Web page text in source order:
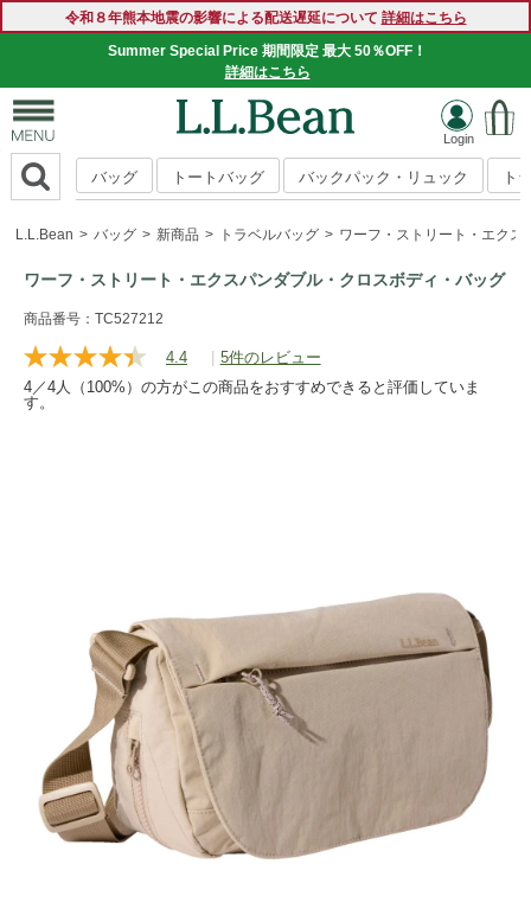
令和８年熊本地震の影響による配送遅延について 詳細はこちら
Summer Special Price 期間限定 最大 50％OFF！
詳細はこちら
バッグ トートバッグ バックパック・リュック ト
L.L.Bean バッグ 新商品 トラベルバッグ ワーフ・ストリート・エク
ワーフ・ストリート・エクスパンダブル・クロスボディ・バッグ
https://www.llbean.co.jp/tote-
travel/travel-
bag/shoulder/g/P5843432.html
商品番号：TC527212
4.4
レ
ビ
リ
| 5件のレビュー
4／4人（100%）の方がこの商品をおすすめできると評価していま
す。